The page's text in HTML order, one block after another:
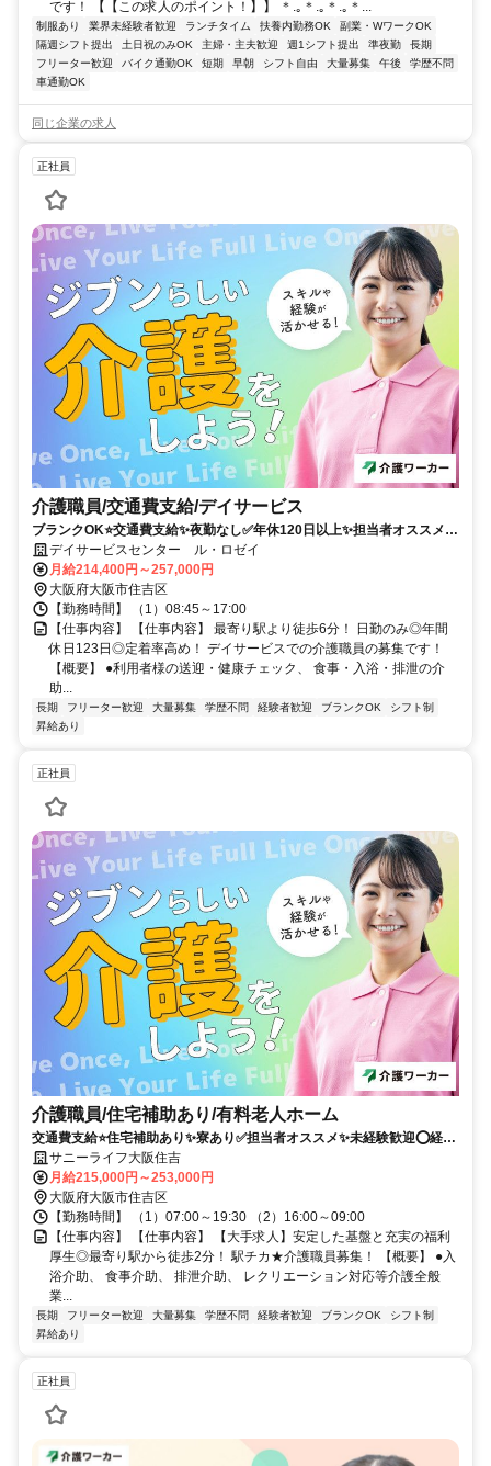
です！ 【【この求人のポイント！】】 ＊.｡＊.｡＊.｡＊...
制服あり 業界未経験者歓迎 ランチタイム 扶養内勤務OK
副業・WワークOK
隔週シフト提出
土日祝のみOK 主婦・主夫歓迎 週1シフト提出 準夜勤
長期
フリーター歓迎
バイク通勤OK 短期 早朝 シフト自由 大量募集 午後
学歴不問
車通勤OK
同じ企業の求人
正社員
介護職員/交通費支給/デイサービス
ブランクOK⭐️交通費支給✨夜勤なし✅️年休120日以上✨担当者オススメ⭕️
研修支援有✨週休2日❗️駅チカ
デイサービスセンター ル・ロゼイ
月給214,400円～257,000円
大阪府大阪市住吉区
【勤務時間】 （1）08:45～17:00
【仕事内容】 【仕事内容】 最寄り駅より徒歩6分！ 日勤のみ◎年間
休日123日◎定着率高め！ デイサービスでの介護職員の募集です！
【概要】 ●利用者様の送迎・健康チェック、 食事・入浴・排泄の介
助...
長期 フリーター歓迎 大量募集 学歴不問 経験者歓迎 ブランクOK
シフト制
昇給あり
正社員
介護職員/住宅補助あり/有料老人ホーム
交通費支給⭐️住宅補助あり✨寮あり✅️担当者オススメ✨未経験歓迎⭕️経験
者優遇✨駅チカ
サニーライフ大阪住吉
月給215,000円～253,000円
大阪府大阪市住吉区
【勤務時間】 （1）07:00～19:30 （2）16:00～09:00
【仕事内容】 【仕事内容】 【大手求人】安定した基盤と充実の福利
厚生◎最寄り駅から徒歩2分！ 駅チカ★介護職員募集！ 【概要】 ●入
浴介助、 食事介助、 排泄介助、 レクリエーション対応等介護全般
業...
長期 フリーター歓迎 大量募集 学歴不問 経験者歓迎 ブランクOK
シフト制
昇給あり
正社員